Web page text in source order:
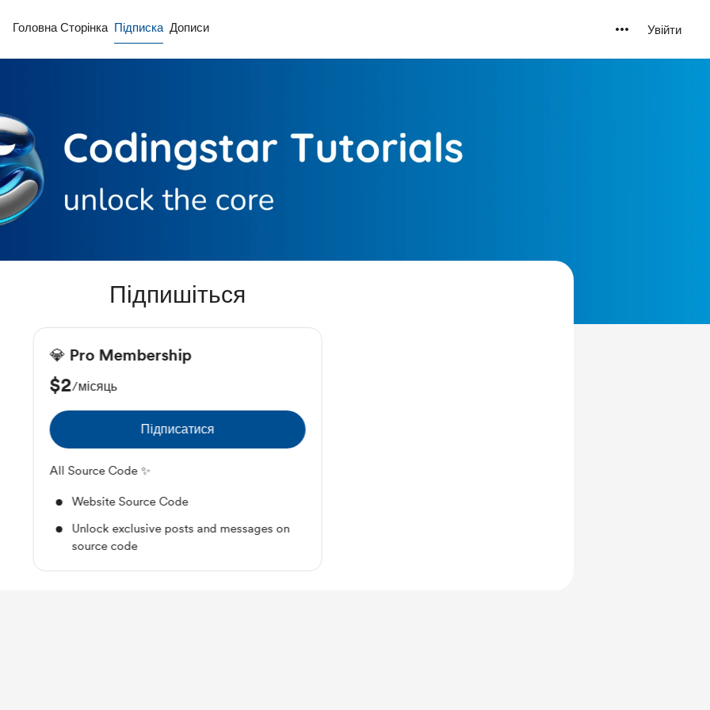
Головна Сторінка Підписка Дописи Увійти
Підпишіться
💎 Pro Membership
$2/місяць
Підписатися
All Source Code ✨
Website Source Code
Unlock exclusive posts and messages on
source code